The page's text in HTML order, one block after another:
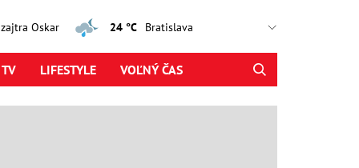
Oskar 24 °C
LIFESTYLE VOĽNÝ ČAS